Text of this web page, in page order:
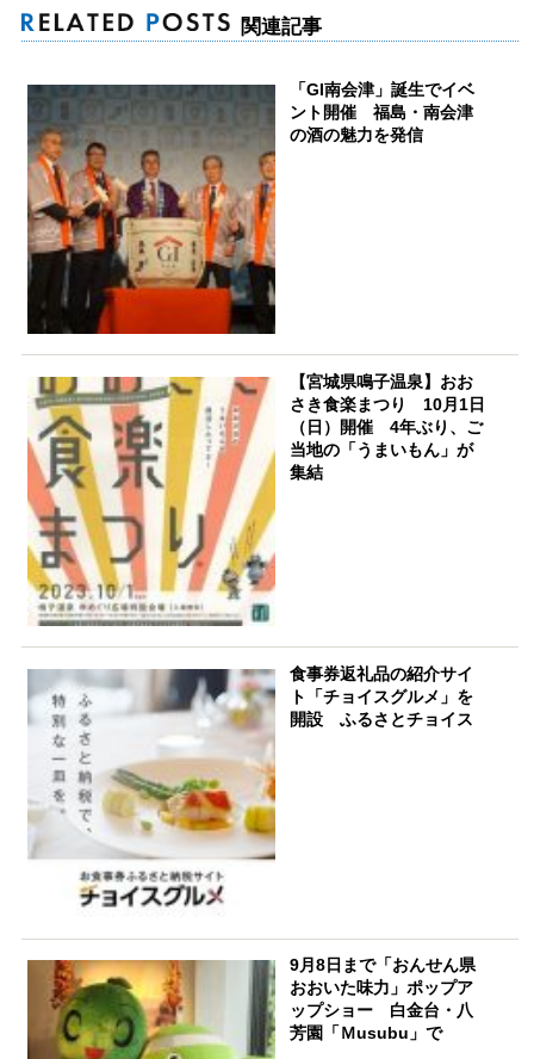
関連記事
「GI南会津」誕生でイベ
ント開催 福島・南会津
の酒の魅力を発信
【宮城県鳴子温泉】おお
さき食楽まつり 10月1日
（日）開催 4年ぶり、ご
当地の「うまいもん」が
集結
食事券返礼品の紹介サイ
ト「チョイスグルメ」を
開設 ふるさとチョイス
9月8日まで「おんせん県
おおいた味力」ポップア
ップショー 白金台・八
芳園「Ｍusubu」で